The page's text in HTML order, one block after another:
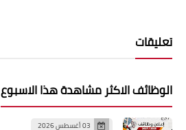
تعليقات
الوظائف الاكثر مشاهدة هذا الاسبوع
03 أغسطس 2026